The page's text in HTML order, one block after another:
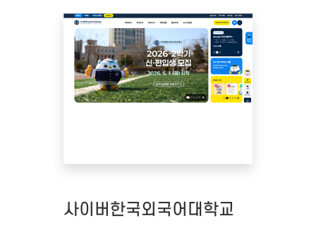
사이버한국외국어대학교